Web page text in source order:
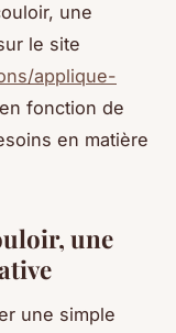
une
le site
applique-
fonction de
en matière
une
une simple